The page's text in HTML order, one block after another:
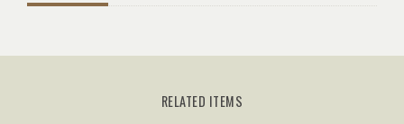
RELATED ITEMS